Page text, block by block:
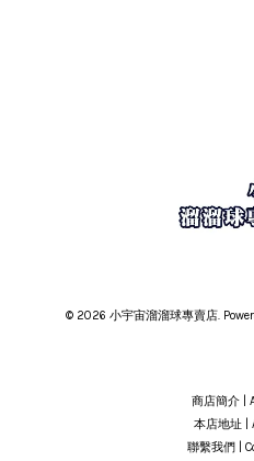
© 2026 小宇宙溜溜球專賣店.
商店簡介 |
本店地址 |
聯繫我們 |